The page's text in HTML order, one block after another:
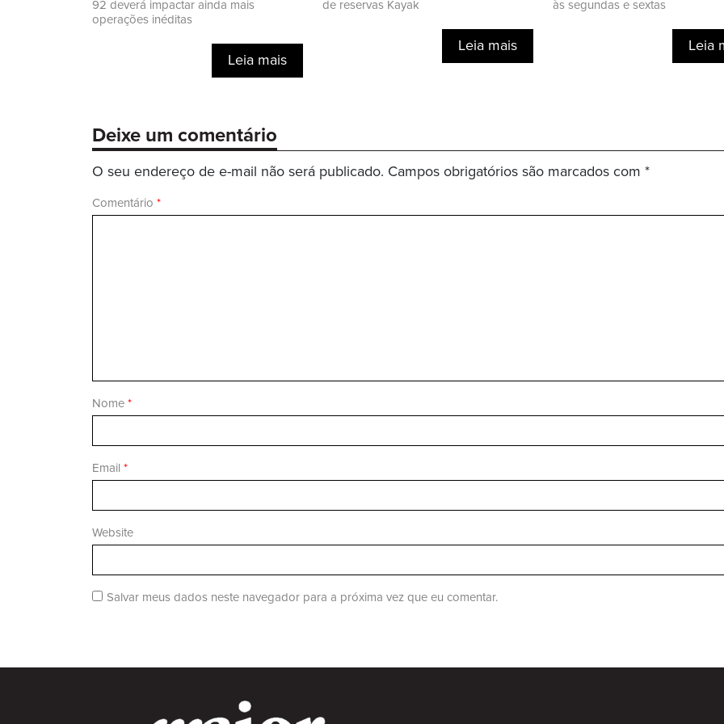
92 deverá impactar ainda mais
operações inéditas
Leia mais
de reservas Kayak
Leia mais
às segundas e sextas
Leia
Deixe um comentário
O seu endereço de e-mail não será publicado. Campos obrigatórios são marcados com *
Comentário *
Nome *
Email *
Website
Salvar meus dados neste navegador para a próxima vez que eu comentar.